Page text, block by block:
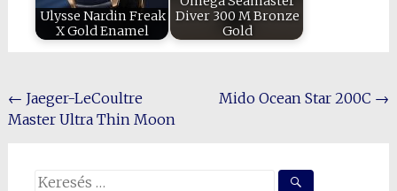
Ulysse Nardin Freak
X Gold Enamel
Diver 300 M Bronze
Gold
Post
navigation
← Jaeger-LeCoultre
Master Ultra Thin Moon
Mido Ocean Star 200C →
Search